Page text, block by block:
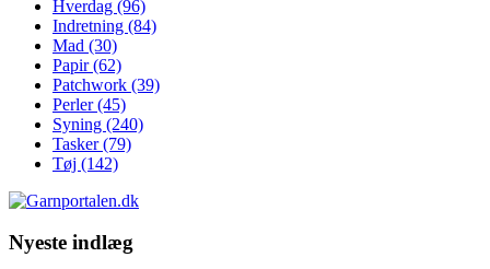
Hverdag (96)
Indretning (84)
Mad (30)
Papir(62)
Patchwork (39)
Perler(45)
Syning (240)
Tasker(79)
Tøj (142)
Nyeste indlæg